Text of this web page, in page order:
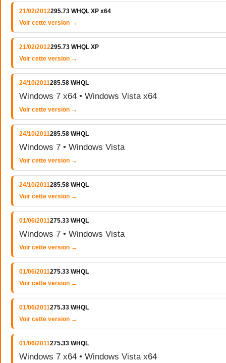
21/02/2012295.73 WHQL XP x64
Voir cette version →
21/02/2012295.73 WHQL XP
Voir cette version →
24/10/2011285.58 WHQL
Windows 7 x64 • Windows Vista x64
Voir cette version →
24/10/2011285.58 WHQL
Windows 7 • Windows Vista
Voir cette version →
24/10/2011285.58 WHQL
Voir cette version →
01/06/2011275.33 WHQL
Windows 7 • Windows Vista
Voir cette version →
01/06/2011275.33 WHQL
Voir cette version →
01/06/2011275.33 WHQL
Voir cette version →
01/06/2011275.33 WHQL
Windows 7 x64 • Windows Vista x64